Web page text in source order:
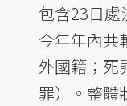
包含23日
今年年內共
外國籍；死
罪）。整體